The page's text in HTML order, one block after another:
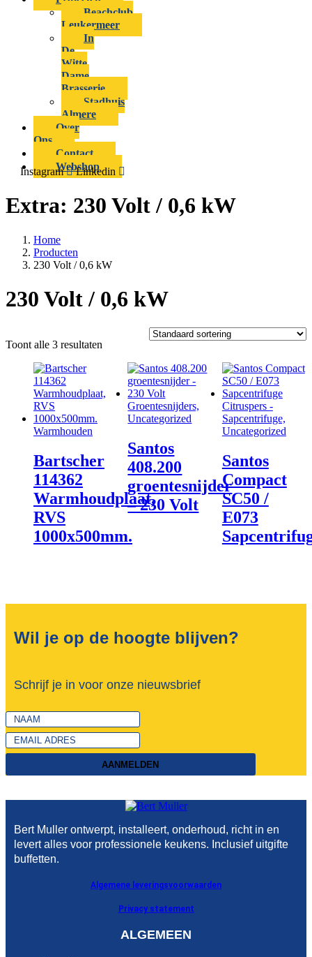
Beachclub
Leukermeer
In
De
Witte
Dame
Brasserie
Stadhuis
Almere
Over
Ons
Contact
Webshop
Instagram Linkedin
Extra: 230 Volt / 0,6 kW
Home
Producten
230 Volt / 0,6 kW
230 Volt / 0,6 kW
Toont alle 3 resultaten
Warmhouden
Bartscher
114362
Warmhoudplaat,
RVS
1000x500mm.
Groentesnijders,
Uncategorized
Santos
408.200
groentesnijder
– 230 Volt
Citruspers -
Sapcentrifuge,
Uncategorized
Santos
Compact
SC50 /
E073
Wil je op de hoogte blijven?
Schrijf je in voor onze nieuwsbrief
AANMELDEN
Bert Muller ontwerpt, installeert, onderhoud, richt in en
levert alles voor professionele keukens. Inclusief uitgifte
buffetten.
Algemene leveringsvoorwaarden
Privacy statement
ALGEMEEN